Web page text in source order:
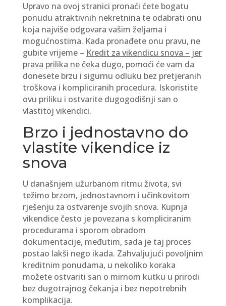
Upravo na ovoj stranici pronaći ćete bogatu
ponudu atraktivnih nekretnina te odabrati onu
koja najviše odgovara vašim željama i
mogućnostima. Kada pronađete onu pravu, ne
gubite vrijeme – Kredit za vikendicu snova – jer
prava prilika ne čeka dugo, pomoći će vam da
donesete brzu i sigurnu odluku bez pretjeranih
troškova i kompliciranih procedura. Iskoristite
ovu priliku i ostvarite dugogodišnji san o
vlastitoj vikendici.
Brzo i jednostavno do
vlastite vikendice iz
snova
U današnjem užurbanom ritmu života, svi
težimo brzom, jednostavnom i učinkovitom
rješenju za ostvarenje svojih snova. Kupnja
vikendice često je povezana s kompliciranim
procedurama i sporom obradom
dokumentacije, međutim, sada je taj proces
postao lakši nego ikada. Zahvaljujući povoljnim
kreditnim ponudama, u nekoliko koraka
možete ostvariti san o mirnom kutku u prirodi
bez dugotrajnog čekanja i bez nepotrebnih
komplikacija.